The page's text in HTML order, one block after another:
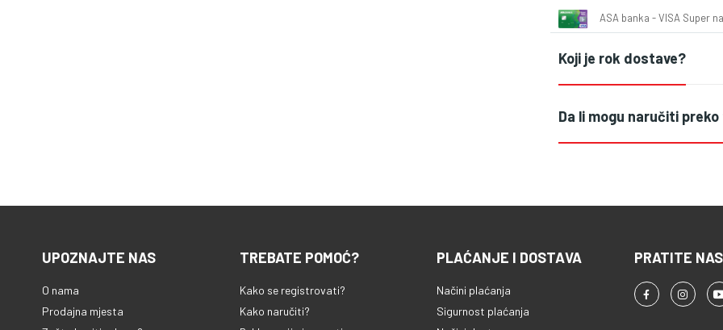
ASA banka - VISA Super
Koji je rok dostave?
Da li mogu naručiti
UPOZNAJTE NAS
O nama
Prodajna mjesta
TREBATE POMOĆ?
Kako se registrovati?
Kako naručiti?
PLAĆANJE I DOSTAVA
Načini plaćanja
Sigurnost plaćanja
PRATITE NAS